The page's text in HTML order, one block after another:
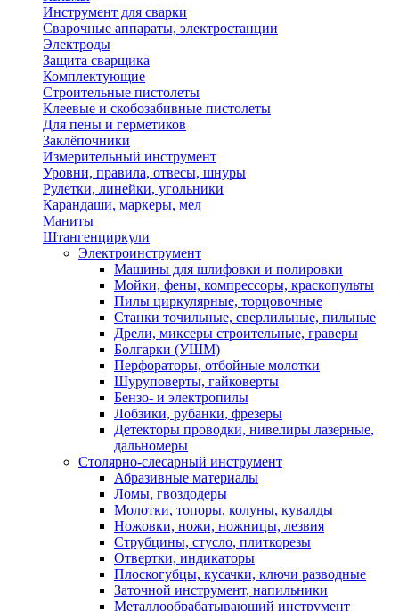
Инструмент для сварки
Сварочные аппараты, электростанции
Электроды
Защита сварщика
Комплектующие
Строительные пистолеты
Клеевые и скобозабивные пистолеты
Для пены и герметиков
Заклёпочники
Измерительный инструмент
Уровни, правила, отвесы, шнуры
Рулетки, линейки, угольники
Карандаши, маркеры, мел
Маниты
Штангенциркули
Электроинструмент
Машины для шлифовки и полировки
Мойки, фены, компрессоры, краскопульты
Пилы циркулярные, торцовочные
Станки точильные, сверлильные, пильные
Дрели, миксеры строительные, граверы
Болгарки (УШМ)
Перфораторы, отбойные молотки
Шуруповерты, гайковерты
Бензо- и электропилы
Лобзики, рубанки, фрезеры
Детекторы проводки, нивелиры лазерные,
дальномеры
Столярно-слесарный инструмент
Абразивные материалы
Ломы, гвоздодеры
Молотки, топоры, колуны, кувалды
Ножовки, ножи, ножницы, лезвия
Струбцины, стусло, плиткорезы
Отвертки, индикаторы
Плоскогубцы, кусачки, ключи разводные
Заточной инструмент, напильники
Металлообрабатывающий инструмент